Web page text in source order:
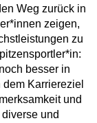
Weg zurück in
zeigen,
zu
besser in
Karriereziel
und
und